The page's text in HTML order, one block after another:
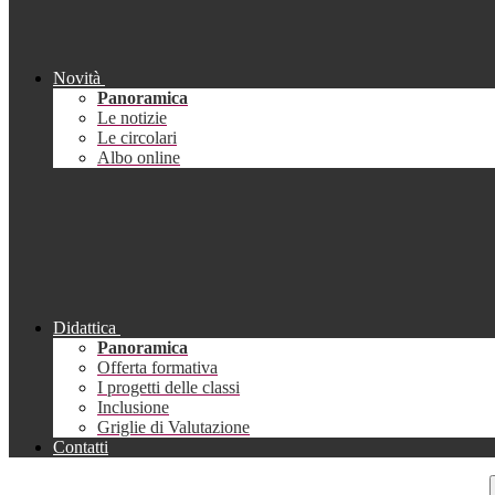
Novità
Panoramica
Le notizie
Le circolari
Albo online
Didattica
Panoramica
Offerta formativa
I progetti delle classi
Inclusione
Griglie di Valutazione
Contatti